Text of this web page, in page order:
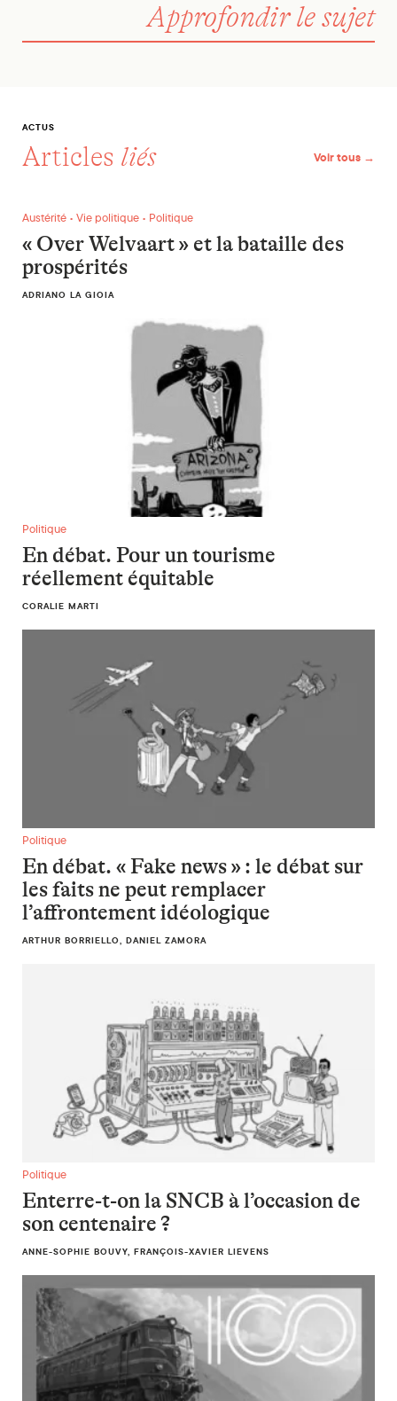
Approfondir le sujet
ACTUS
Articles liés Voir tous →
« Over Welvaart » et la bataille des prospérités
Austérité • Vie politique • Politique
« Over Welvaart » et la bataille des
prospérités
ADRIANO LA GIOIA
En débat. Pour un tourisme réellement équitable
Politique
En débat. Pour un tourisme
réellement équitable
CORALIE MARTI
En débat. « Fake news » : le débat sur les faits ne peut
Politique
En débat. « Fake news » : le débat sur
les faits ne peut remplacer
l’affrontement idéologique
ARTHUR BORRIELLO, DANIEL ZAMORA
Enterre-t-on la SNCB à l’occasion de son centenaire ?
Politique
Enterre-t-on la SNCB à l’occasion de
son centenaire ?
ANNE-SOPHIE BOUVY, FRANÇOIS-XAVIER LIEVENS